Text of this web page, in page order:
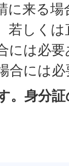
に来る場
若しく
には必
合には
。身分